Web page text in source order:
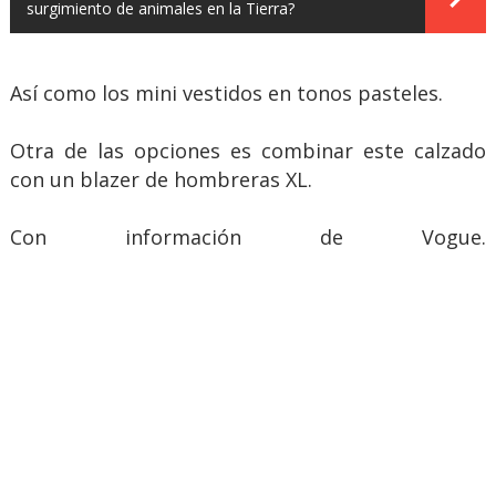
surgimiento de animales en la Tierra?
Así como los mini vestidos en tonos pasteles.
Otra de las opciones es combinar este calzado
con un blazer de hombreras XL.
Con información de Vogue.